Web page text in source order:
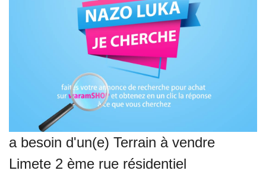
LES ANALYSES
a besoin d'un(e) Terrain à vendre
Limete 2 ème rue résidentiel